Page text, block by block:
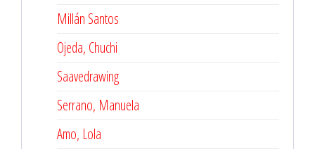
Millán Santos
Ojeda, Chuchi
Saavedrawing
Serrano, Manuela
Amo, Lola